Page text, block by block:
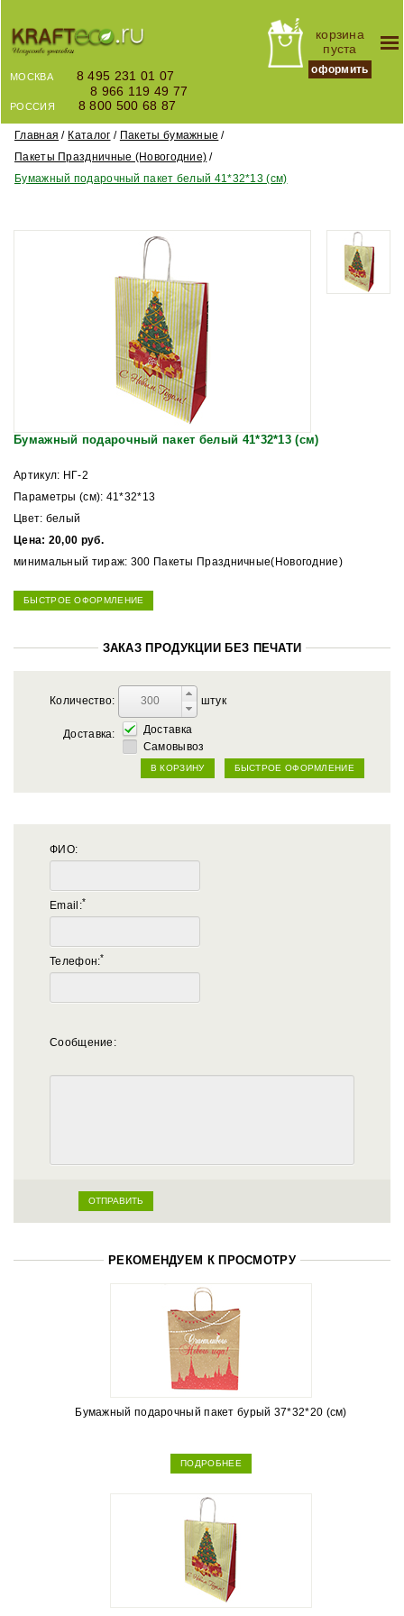
корзина
пуста
оформить
МОСКВА
8 495 231 01 07
8 966 119 49 77
РОССИЯ 8 800 500 68 87
Главная Каталог
Пакеты бумажные
Пакеты Праздничные (Новогодние)
Бумажный подарочный пакет белый 41*32*13 (см)
Бумажный подарочный пакет белый 41*32*13 (см)
Артикул: НГ-2
Параметры (см): 41*32*13
Цвет: белый
Цена: 20,00 руб.
минимальный тираж: 300 Пакеты Праздничные(Новогодние)
БЫСТРОЕ ОФОРМЛЕНИЕ
ЗАКАЗ ПРОДУКЦИИ БЕЗ ПЕЧАТИ
Количество: штук
Доставка:
Доставка
Самовывоз
В КОРЗИНУ БЫСТРОЕ ОФОРМЛЕНИЕ
ФИО:
Email:*
Телефон:*
Сообщение:
РЕКОМЕНДУЕМ К ПРОСМОТРУ
Бумажный подарочный пакет бурый 37*32*20 (см)
ПОДРОБНЕЕ